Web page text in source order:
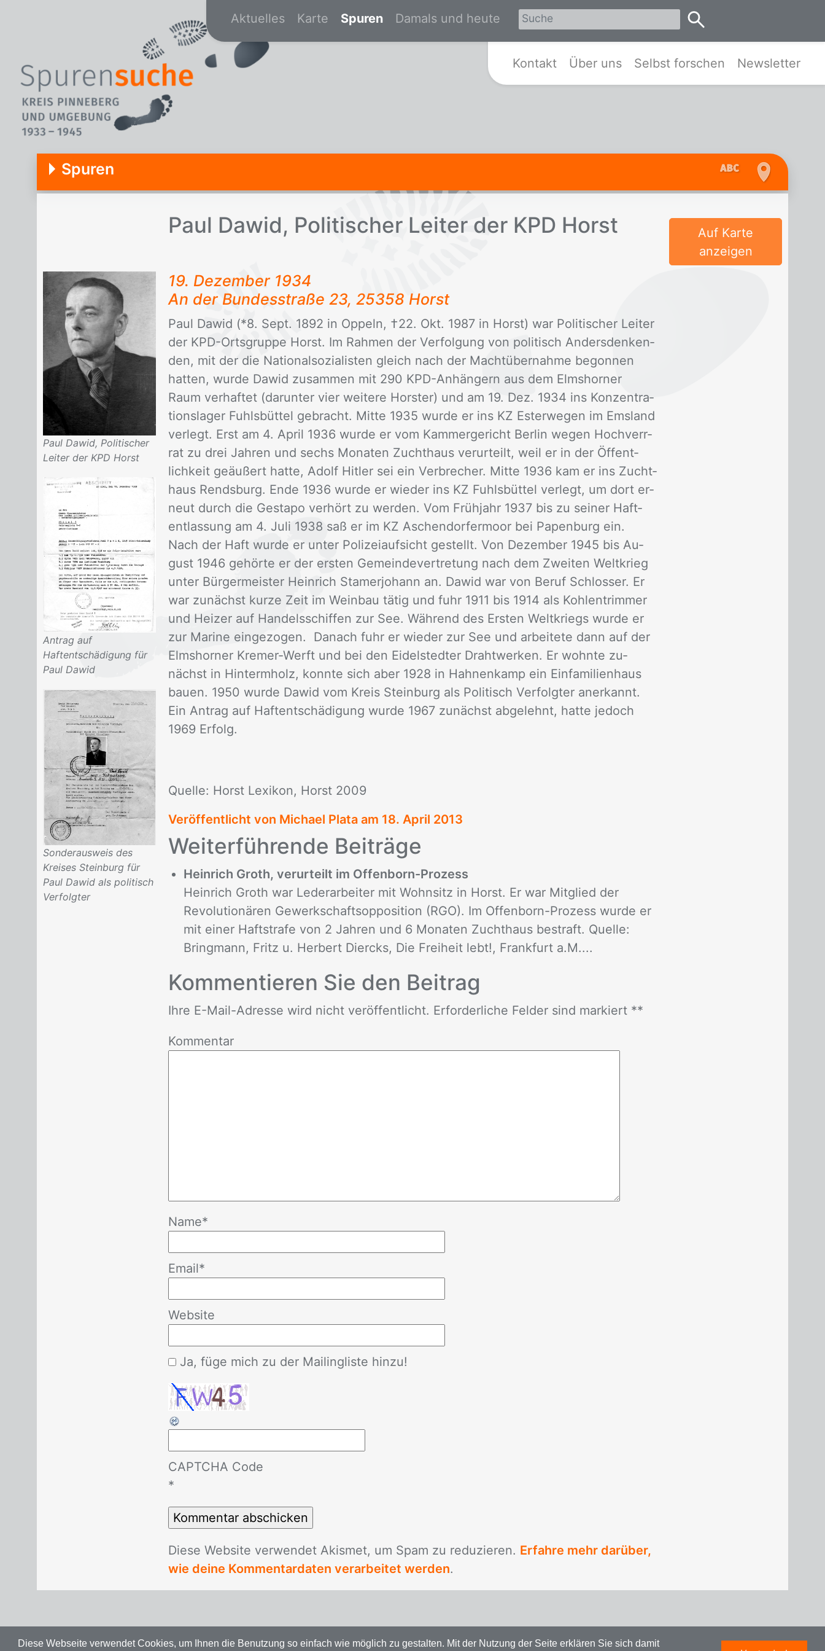
Diese Webseite verwendet Cookies, um Ihnen die Benutzung so einfach wie möglich zu gestalten. Mit der Nutzung der Seite erklären Sie sich damit
Zur Startseite von Spurensuche Kreis Pinneberg und Umgebung
Aktuelles Karte Spuren Damals und heute
Kontakt Über uns Selbst forschen Newsletter
Spuren
Paul Da­wid, Po­li­ti­scher Lei­ter der KPD Horst
Auf Karte
anzeigen
Paul Dawid, Politischer
Leiter der KPD Horst
Antrag auf
Haftentschädigung für
Paul Dawid
Sonderausweis des
Kreises Steinburg für
Paul Dawid als politisch
Verfolgter
19. De­zem­ber 1934
An der Bun­des­stra­ße 23, 25358 Horst
Paul Da­wid (*8. Sept. 1892 in Op­peln, †22. Okt. 1987 in Horst) war Po­li­ti­scher Lei­ter
der KPD-Orts­grup­pe Horst. Im Rah­men der Ver­fol­gung von po­li­tisch An­ders­den­ken­
den, mit der die Na­tio­nal­so­zia­lis­ten gleich nach der Macht­über­nah­me be­gon­nen
hat­ten, wur­de Da­wid zu­sam­men mit 290 KPD-An­hän­gern aus dem Elms­hor­ner
Raum ver­haf­tet (dar­un­ter vier wei­te­re Hors­ter) und am 19. Dez. 1934 ins Kon­zen­tra­
ti­ons­la­ger Fuhls­büt­tel ge­bracht. Mit­te 1935 wur­de er ins KZ Es­ter­we­gen im Ems­land
ver­legt. Erst am 4. April 1936 wur­de er vom Kam­mer­ge­richt Ber­lin we­gen Hoch­verr­
rat zu drei Jah­ren und sechs Mo­na­ten Zucht­haus ver­ur­teilt, weil er in der Öffent­
lich­keit ge­äu­ßert hat­te, Adolf Hit­ler sei ein Ver­bre­cher. Mit­te 1936 kam er ins Zucht­
haus Rends­burg. Ende 1936 wur­de er wie­der ins KZ Fuhls­büt­tel ver­legt, um dort er­
neut durch die Ge­sta­po ver­hört zu wer­den. Vom Früh­jahr 1937 bis zu sei­ner Haft­
ent­las­sung am 4. Juli 1938 saß er im KZ Aschen­dor­fer­moor bei Pa­pen­burg ein.
Nach der Haft wur­de er un­ter Po­li­zei­auf­sicht ge­stellt. Von De­zem­ber 1945 bis Au­
gust 1946 ge­hör­te er der ers­ten Ge­mein­de­ver­tre­tung nach dem Zwei­ten Welt­krieg
un­ter Bür­ger­meis­ter Hein­rich Stamer­jo­hann an. Da­wid war von Be­ruf Schlos­ser. Er
war zu­nächst kur­ze Zeit im Wein­bau tä­tig und fuhr 1911 bis 1914 als Koh­len­trim­mer
und Hei­zer auf Han­dels­schif­fen zur See. Wäh­rend des Ers­ten Welt­kriegs wur­de er
zur Ma­ri­ne ein­ge­zo­gen. Da­nach fuhr er wie­der zur See und ar­bei­te­te dann auf der
Elms­hor­ner Kre­mer-Werft und bei den Ei­delsted­ter Draht­wer­ken. Er wohn­te zu­
nächst in Hin­term­holz, konn­te sich aber 1928 in Hah­nen­kamp ein Ein­fa­mi­li­en­haus
bau­en. 1950 wur­de Da­wid vom Kreis Stein­burg als Po­li­tisch Ver­folg­ter an­er­kannt.
Ein An­trag auf Haft­ent­schä­di­gung wur­de 1967 zu­nächst ab­ge­lehnt, hat­te je­doch
1969 Er­folg.
Quel­le: Horst Le­xi­kon, Horst 2009
Veröffentlicht von Michael Plata am 18. April 2013
Wei­ter­füh­ren­de Bei­trä­ge
Heinrich Groth, verurteilt im Offenborn-Prozess
Heinrich Groth war Lederarbeiter mit Wohnsitz in Horst. Er war Mitglied der
Revolutionären Gewerkschaftsopposition (RGO). Im Offenborn-Prozess wurde er
mit einer Haftstrafe von 2 Jahren und 6 Monaten Zuchthaus bestraft. Quelle:
Bringmann, Fritz u. Herbert Diercks, Die Freiheit lebt!, Frankfurt a.M....
Kom­men­tie­ren Sie den Bei­trag
Ihre E-Mail-Adres­se wird nicht ver­öf­fent­licht. Er­for­der­li­che Fel­der sind mar­kiert **
Kommentar
Name*
Email*
Website
Ja, füge mich zu der Mailingliste hinzu!
CAPTCHA Code
*
Die­se Web­site ver­wen­det Akis­met, um Spam zu re­du­zie­ren. Erfahre mehr darüber,
wie deine Kommentardaten verarbeitet werden.